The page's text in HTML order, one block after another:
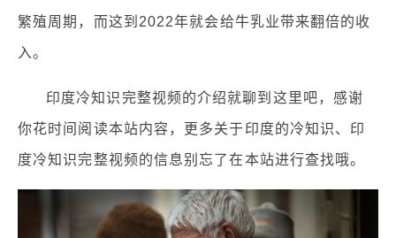
繁殖周期，而这到2022年就会给牛乳业带来翻倍的收
入。
印度冷知识完整视频的介绍就聊到这里吧，感谢
你花时间阅读本站内容，更多关于印度的冷知识、印
度冷知识完整视频的信息别忘了在本站进行查找哦。